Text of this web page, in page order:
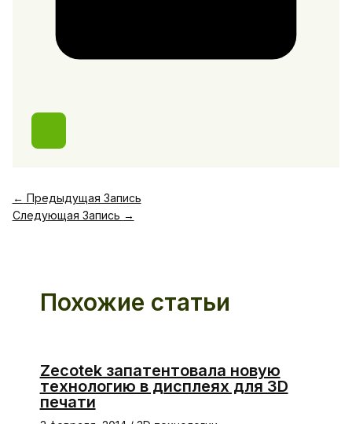
← Предыдущая Запись
Следующая Запись →
Похожие статьи
Zecotek запатентовала новую
технологию в дисплеях для 3D
печати